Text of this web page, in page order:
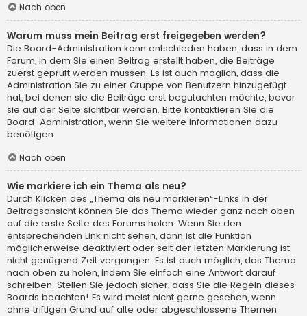
Nach oben
Warum muss mein Beitrag erst freigegeben werden?
Die Board-Administration kann entschieden haben, dass in dem
Forum, in dem Sie einen Beitrag erstellt haben, die Beiträge
zuerst geprüft werden müssen. Es ist auch möglich, dass die
Administration Sie zu einer Gruppe von Benutzern hinzugefügt
hat, bei denen sie die Beiträge erst begutachten möchte, bevor
sie auf der Seite sichtbar werden. Bitte kontaktieren Sie die
Board-Administration, wenn Sie weitere Informationen dazu
benötigen.
Nach oben
Wie markiere ich ein Thema als neu?
Durch Klicken des „Thema als neu markieren“-Links in der
Beitragsansicht können Sie das Thema wieder ganz nach oben
auf die erste Seite des Forums holen. Wenn Sie den
entsprechenden Link nicht sehen, dann ist die Funktion
möglicherweise deaktiviert oder seit der letzten Markierung ist
nicht genügend Zeit vergangen. Es ist auch möglich, das Thema
nach oben zu holen, indem Sie einfach eine Antwort darauf
schreiben. Stellen Sie jedoch sicher, dass Sie die Regeln dieses
Boards beachten! Es wird meist nicht gerne gesehen, wenn
ohne triftigen Grund auf alte oder abgeschlossene Themen